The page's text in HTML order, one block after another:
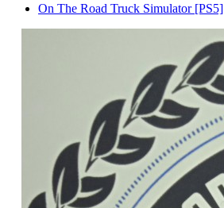
On The Road Truck Simulator [PS5]